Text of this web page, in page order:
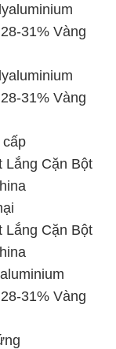
31% Vàng
31% Vàng
cấp
Lắng Cặn Bột
Lắng Cặn Bột
31% Vàng